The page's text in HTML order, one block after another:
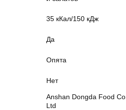
35 кКал/150 кДж
Да
Опята
Нет
Anshan Dongda Food Co.,
Ltd